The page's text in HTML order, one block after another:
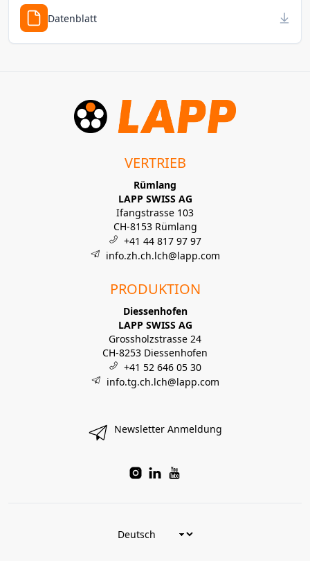
Datenblatt
VERTRIEB
Rümlang
LAPP SWISS AG
Ifangstrasse 103
CH-8153 Rümlang
+41 44 817 97 97
info.zh.ch.lch@lapp.com
PRODUKTION
Diessenhofen
LAPP SWISS AG
Grossholzstrasse 24
CH-8253 Diessenhofen
+41 52 646 05 30
info.tg.ch.lch@lapp.com
Newsletter Anmeldung